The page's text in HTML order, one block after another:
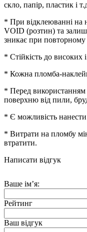
скло, папір, пластик і
* При відклеюванні на
VOID (розтин) та
зникає при
* Стійкість до високих
* Кожна пломба-
* Перед
поверхню від пили,
* Є можливість
* Витрати на пломбу
втратити.
Написати відгук
Ваше ім’я:
Рейтинг
Ваш відгук